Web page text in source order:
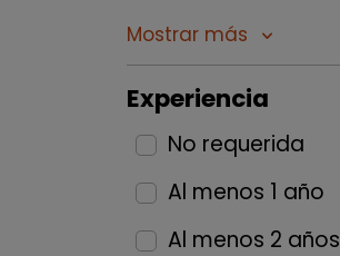
Mostrar más keyboard_arrow_down
Experiencia
No requerida
Al menos 1 año
Al menos 2 años